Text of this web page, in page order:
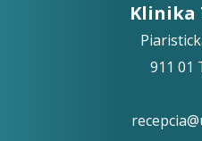
Klinika
911 01